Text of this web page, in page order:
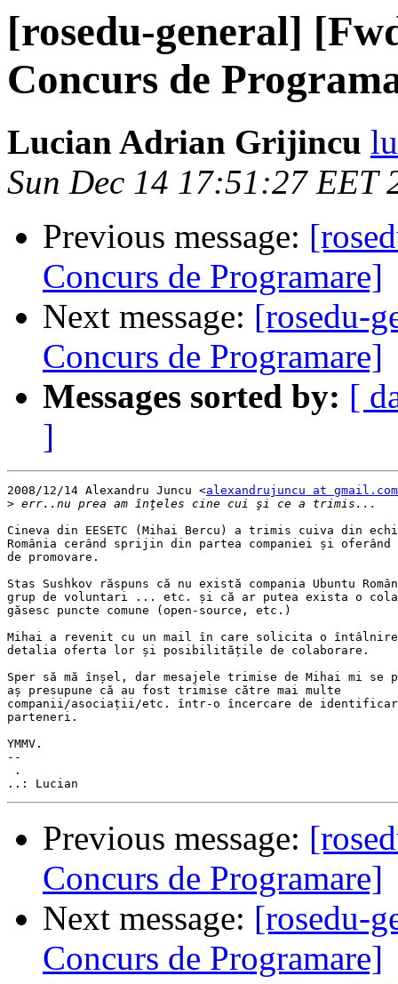
[rosedu-general]
Concurs de
Lucian Adrian Grijincu
Sun Dec 14 17:51:27 EET
Previous message:
Concurs de Programare]
Next message: [rosedu-
Concurs de Programare]
Messages sorted by: [
]
2008/12/14 Alexandru Juncu <alexandrujuncu at gmail.com
>
Cineva din EESETC (Mihai Bercu) a trimis cuiva din
România cerând sprijin din partea companiei și oferând
de promovare.
Stas Sushkov răspuns că nu există compania Ubuntu
grup de voluntari ... etc. și că ar putea exista o
găsesc puncte comune (open-source, etc.)
Mihai a revenit cu un mail în care solicita o întâlnire
detalia oferta lor și posibilitățile de colaborare.
Sper să mă înșel, dar mesajele trimise de Mihai mi
aș presupune că au fost trimise către mai multe
companii/asociații/etc. într-o încercare de
parteneri.
YMMV.
--
.
Previous message:
Concurs de Programare]
Next message: [rosedu-
Concurs de Programare]